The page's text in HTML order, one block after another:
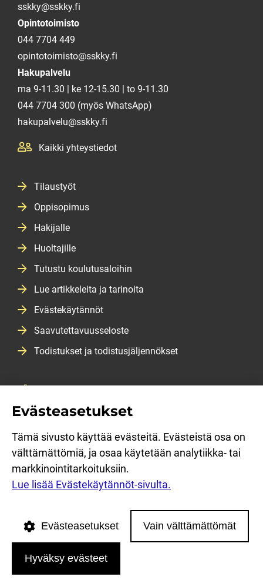
sskky@sskky.fi
Opintotoimisto
044 7704 449
opintotoimisto@sskky.fi
Hakupalvelu
ma 9-11.30 | ke 12-15.30 | to 9-11.30
044 7704 300 (myös WhatsApp)
hakupalvelu@sskky.fi
Kaikki yhteystiedot
Tilaustyöt
Oppisopimus
Hakijalle
Huoltajille
Tutustu koulutusaloihin
Lue artikkeleita ja tarinoita
Evästekäytännöt
Saavutettavuusseloste
Todistukset ja todistusjäljennökset
Salasanan vaihtopalvelu
Opiskeluopas
Opiskelijan kirjautuminen
Sosiaalinen media: facebook
Sosiaalinen media: linkedin
Sosiaalinen media: instagram
Sosiaalinen media: youtube
Svenska
Evästeasetukset
Tämä sivusto käyttää evästeitä. Evästeistä osa on
välttämättömiä, ja osaa käytetään analytiikka- tai
markkinointitarkoituksiin.
Lue lisää Evästekäytännöt-sivulta.
Evästeasetukset Vain välttämättömät
Hyväksy evästeet